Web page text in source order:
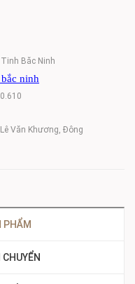
Băc Ninh
ninh
Văn Khương, Đông
PHẨM